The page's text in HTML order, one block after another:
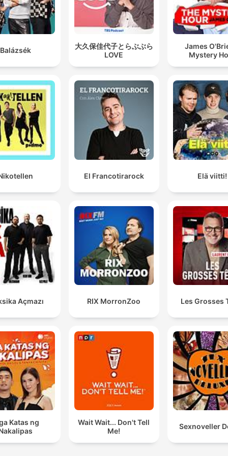
finde et så stort anlæg.
Hvad laver du her i farfars bunker?
00:41:52 · De konfronterer Emil, som sidder uventet i det
underjordiske anlæg.
Balázsék
大久保佳代子とらぶぶら
LOVE
James
Mystery
El Francotirarock Elä viitti!
Açmazı RIX MorronZoo Les Grosses
Katas ng
Wait Wait... Don't Tell
Me!
Sexnoveller